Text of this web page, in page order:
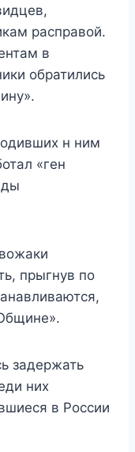
расправой.
в
обратились
н ним
«ген
прыгнув по
задержать
них
в России